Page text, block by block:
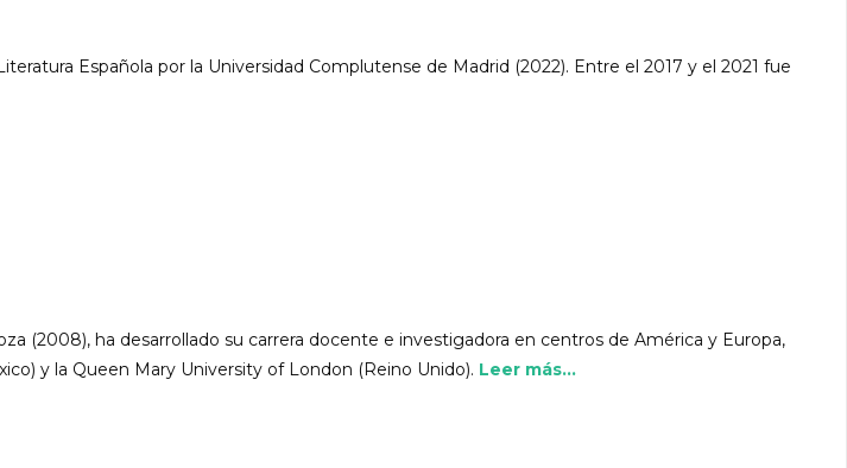
Española por la Universidad Complutense de Madrid (2022). Entre el 2017 y el 2021 fue
(2008), ha desarrollado su carrera docente e investigadora en centros de América y Europa,
y la Queen Mary University of London (Reino Unido). Leer más...